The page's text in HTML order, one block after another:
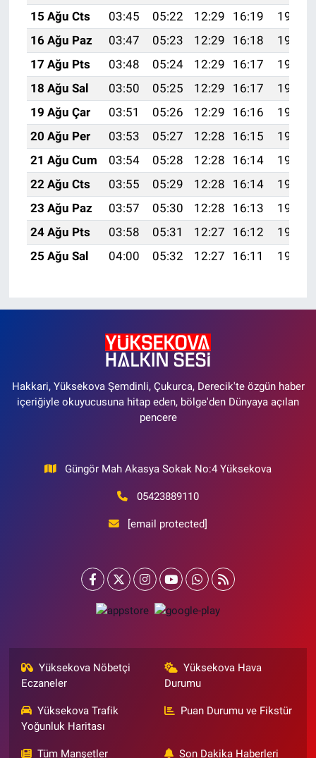
15 Ağu Cts
03:45 05:22 12:29 16:19
19:26
16 Ağu Paz
03:47 05:23 12:29 16:18
19:25
17 Ağu Pts
03:48 05:24 12:29 16:17
19:24
18 Ağu Sal
03:50 05:25 12:29 16:17
19:22
19 Ağu Çar
03:51 05:26 12:29 16:16
19:21
20 Ağu Per
03:53 05:27 12:28 16:15
19:19
21 Ağu Cum
03:54 05:28 12:28 16:14
19:18
22 Ağu Cts
03:55 05:29 12:28 16:14
19:16
23 Ağu Paz
03:57 05:30 12:28 16:13
19:15
24 Ağu Pts
03:58 05:31 12:27 16:12
19:13
25 Ağu Sal
04:00 05:32 12:27 16:11 19:12
Hakkari, Yüksekova Şemdinli, Çukurca, Derecik'te özgün haber
içeriğiyle okuyucusuna hitap eden, bölge'den Dünyaya açılan
pencere
Güngör Mah Akasya Sokak No:4 Yüksekova
05423889110
[email protected]
Yüksekova Nöbetçi
Eczaneler
Yüksekova Hava
Durumu
Yüksekova Trafik
Yoğunluk Haritası
Puan Durumu ve Fikstür
Tüm Manşetler Son Dakika Haberleri